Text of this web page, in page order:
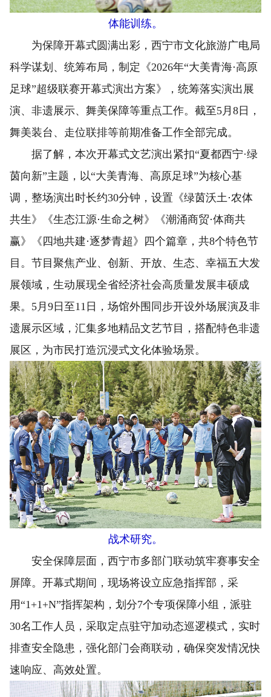
体能训练。
为保障开幕式圆满出彩，西宁市文化旅游广电局
科学谋划、统筹布局，制定《2026年“大美青海·高原
足球”超级联赛开幕式演出方案》，统筹落实演出展
演、非遗展示、舞美保障等重点工作。截至5月8日，
舞美装台、走位联排等前期准备工作全部完成。
据了解，本次开幕式文艺演出紧扣“夏都西宁·绿
茵向新”主题，以“大美青海、高原足球”为核心基
调，整场演出时长约30分钟，设置《绿茵沃土 ·农体
共生》《生态江源·生命之树》《潮涌商贸·体商共
赢》《四地共建·逐梦青超》四个篇章，共8个特色节
目。节目聚焦产业、创新、开放、生态、幸福五大发
展领域，生动展现全省经济社会高质量发展丰硕成
果。5月9日至11日，场馆外围同步开设外场展演及非
遗展示区域，汇集多地精品文艺节目，搭配特色非遗
展区，为市民打造沉浸式文化体验场景。
战术研究。
安全保障层面，西宁市多部门联动筑牢赛事安全
屏障。开幕式期间，现场将设立应急指挥部，采
用“1+1+N”指挥架构，划分7个专项保障小组，派驻
30名工作人员，采取定点驻守加动态巡逻模式，实时
排查安全隐患，强化部门会商联动，确保突发情况快
速响应、高效处置。